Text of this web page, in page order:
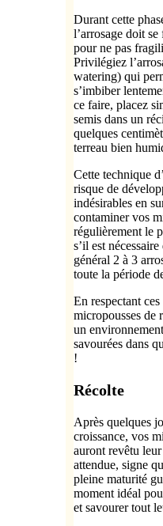
Durant cette
l’arrosage doit
pour ne pas
Privilégiez
watering) qui
s’imbiber
ce faire, placez
semis dans un
quelques
terreau bien
Cette technique
risque de
indésirables en
contaminer vos
régulièrement le
s’il est
général 2 à 3
toute la période
En respectant
micropousses de
un
savourées dans
!
Récolte
Après quelques
croissance, vos
auront revêtu
attendue, signe
pleine maturité
moment idéal
et savourer tout